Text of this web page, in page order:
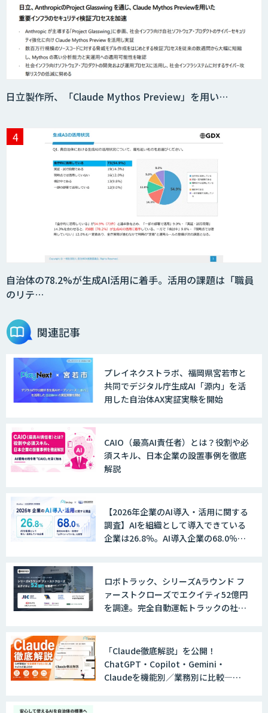
日立製作所、「Claude Mythos Preview」を用い…
自治体の78.2%が生成AI活用に着手。活用の課題は「職員
のリテ…
関連記事
プレイネクストラボ、福岡県宮若市と
共同でデジタル庁生成AI「源内」を活
用した自治体AX実証実験を開始
CAIO（最高AI責任者）とは？役割や必
須スキル、日本企業の設置事例を徹底
解説
【2026年企業のAI導入・活用に関する
調査】AIを組織として導入できている
企業は26.8％。AI導入企業の68.0％
ロボトラック、シリーズAラウンド フ
ァーストクローズでエクイティ52億円
を調達。完全自動運転トラックの社会
「Claude徹底解説」を公開！
ChatGPT・Copilot・Gemini・
Claudeを機能別／業務別に比較―自